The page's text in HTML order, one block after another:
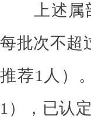
上述
每批次不超
推荐1人 ） 。
1 ），已认